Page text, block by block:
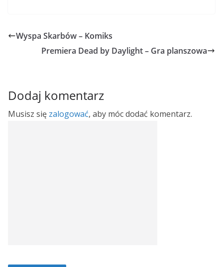
Wyspa Skarbów – Komiks
Premiera Dead by Daylight – Gra planszowa
Dodaj komentarz
Musisz się zalogować, aby móc dodać komentarz.